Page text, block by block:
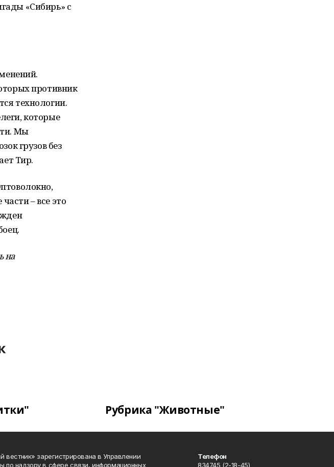
«Сибирь» с
противник
технологии.
которые
Мы
грузов без
Тир.
– все это
на
Рубрика "Животные"
вестник» зарегистрирована в Управлении
по надзору в сфере связи, информационных
Телефон
834745 (2-18-45)